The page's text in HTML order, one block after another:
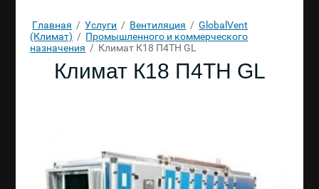
Главная / Услуги / Вентиляция / GlobalVent
(Климат) / Промышленного и коммерческого
назначения / Климат К18 П4ТН GL
Климат К18 П4ТН GL